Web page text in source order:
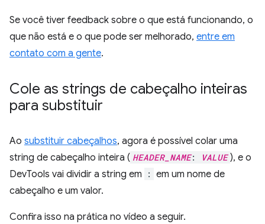
Se você tiver feedback sobre o que está funcionando, o
que não está e o que pode ser melhorado, entre em
contato com a gente.
Cole as strings de cabeçalho inteiras
para substituir
Ao substituir cabeçalhos, agora é possível colar uma
string de cabeçalho inteira ( HEADER_NAME: VALUE ), e o
DevTools vai dividir a string em
: em um nome de
cabeçalho e um valor.
Confira isso na prática no vídeo a seguir.